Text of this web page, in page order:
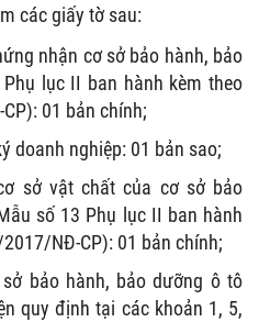
các giấy tờ sau:
nhận cơ sở bảo hành, bảo
lục II ban hành kèm theo
01 bản chính;
doanh nghiệp: 01 bản sao;
sở vật chất của cơ sở bảo
số 13 Phụ lục II ban hành
NĐ-CP): 01 bản chính;
bảo hành, bảo dưỡng ô tô
quy định tại các khoản 1, 5,